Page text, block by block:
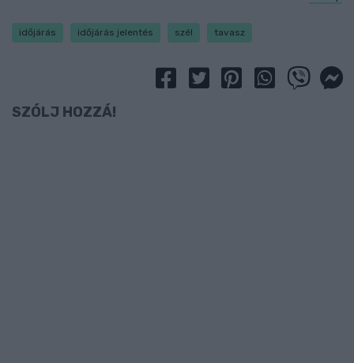
időjárás időjárás jelentés szél tavasz
SZÓLJ HOZZÁ!